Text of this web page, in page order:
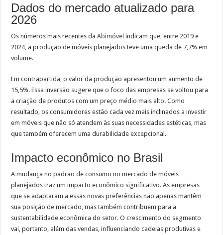
Dados do mercado atualizado para
2026
Os números mais recentes daAbimóvel indicam que, entre 2019 e
2024, a produção de móveis planejados teve uma queda de 7,7% em
volume.
Em contrapartida, o valor da produção apresentou um aumento de
15,5%. Essa inversão sugere que o foco das empresas se voltou para
a criação de produtos com um preço médio mais alto. Como
resultado, os consumidores estão cada vez mais inclinados ainvestir
em móveis que não só atendem às suas necessidades estéticas, mas
que também oferecem uma durabilidade excepcional.
Impacto econômico no Brasil
A mudança no padrão de consumo no mercado de móveis
planejados traz um impacto econômico significativo. As empresas
que se adaptaram a essas novas preferências não apenas mantêm
sua posição de mercado, mas também contribuem para a
sustentabilidade econômica do setor. O crescimento do segmento
vai, portanto, além das vendas, influenciando cadeias produtivas e